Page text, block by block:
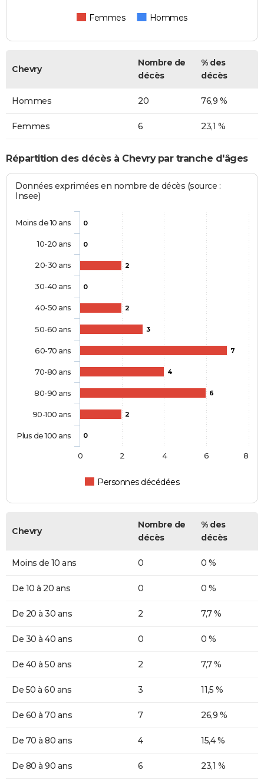
Femmes Hommes
Chevry
Nombre de
décès
% des
décès
Hommes 20 76,9 %
Femmes 6 23,1 %
Répartition des décès à Chevry par tranche d'âges
Données exprimées en nombre de décès (source :
Insee)
0
0
2
0
2
3
7
4
6
2
0
Personnes décédées
Moins de 10 ans
10-20 ans
20-30 ans
30-40 ans
40-50 ans
50-60 ans
60-70 ans
70-80 ans
80-90 ans
90-100 ans
Plus de 100 ans
0 2 4 6 8
Chevry
Nombre de
décès
% des
décès
Moins de 10 ans 0 0 %
De 10 à 20 ans 0 0 %
De 20 à 30 ans 2 7,7 %
De 30 à 40 ans 0 0 %
De 40 à 50 ans 2 7,7 %
De 50 à 60 ans 3 11,5 %
De 60 à 70 ans 7 26,9 %
De 70 à 80 ans 4 15,4 %
De 80 à 90 ans 6 23,1 %